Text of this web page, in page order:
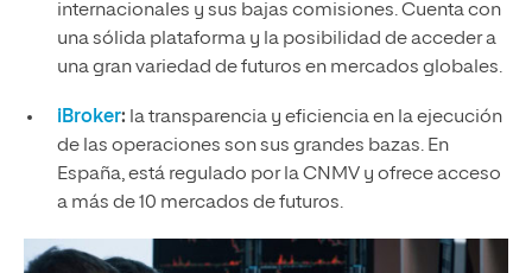
internacionales y sus bajas comisiones. Cuenta con
una sólida plataforma y la posibilidad de acceder a
una gran variedad de futuros en mercados globales.
iBroker: la transparencia y eficiencia en la ejecución
de las operaciones son sus grandes bazas. En
España, está regulado por la CNMV y ofrece acceso
a más de 10 mercados de futuros.